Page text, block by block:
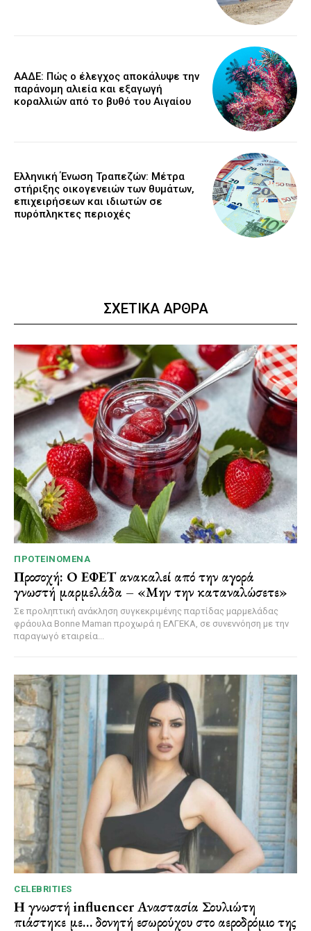
ΑΑΔΕ: Πώς ο έλεγχος αποκάλυψε την
παράνομη αλιεία και εξαγωγή
κοραλλιών από το βυθό του Αιγαίου
Ελληνική Ένωση Τραπεζών: Μέτρα
στήριξης οικογενειών των θυμάτων,
επιχειρήσεων και ιδιωτών σε
πυρόπληκτες περιοχές
ΣΧΕΤΙΚΑ ΑΡΘΡΑ
ΠΡΟΤΕΙΝΌΜΕΝΑ
Προσοχή: Ο ΕΦΕΤ ανακαλεί από την αγορά
γνωστή μαρμελάδα – «Μην την καταναλώσετε»
Σε προληπτική ανάκληση συγκεκριμένης παρτίδας μαρμελάδας
φράουλα Bonne Maman προχωρά η ΕΛΓΕΚΑ, σε συνεννόηση με την
παραγωγό εταιρεία...
CELEBRITIES
Η γνωστή influencer Αναστασία Σουλιώτη
πιάστηκε με… δονητή εσωρούχου στο αεροδρόμιο της